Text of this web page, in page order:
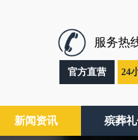
服务热
官方直营 24
新闻资讯 殡葬